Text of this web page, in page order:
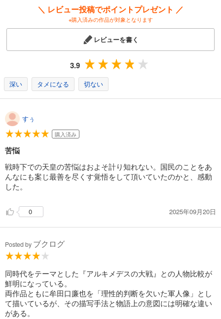
＼ レビュー投稿でポイントプレゼント ／
※購入済みの作品が対象となります
レビューを書く
3.9
深い タメになる 切ない
すぅ
購入済み
苦悩
戦時下での天皇の苦悩はおよそ計り知れない。国民のことをあ
んなにも案じ最善を尽くす覚悟をして頂いていたのかと、感動
した。
0 2025年09月20日
Posted by ブクログ
同時代をテーマとした『アルキメデスの大戦』との人物比較が
鮮明になっている。
両作品ともに牟田口廉也を「理性的判断を欠いた軍人像」とし
て描いているが、その描写手法と物語上の意図には明確な違い
がある。